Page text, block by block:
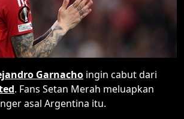
Garnacho ingin cabut dari
. Fans Setan Merah meluapkan
asal Argentina itu.